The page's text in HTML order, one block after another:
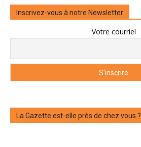
Inscrivez-vous à notre Newsletter
Votre courriel
La Gazette est-elle près de chez vous ?